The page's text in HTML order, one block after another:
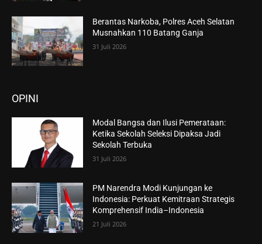
Berantas Narkoba, Polres Aceh Selatan
Musnahkan 110 Batang Ganja
31 Juli 2026
OPINI
Modal Bangsa dan Ilusi Pemerataan:
Ketika Sekolah Seleksi Dipaksa Jadi
Sekolah Terbuka
31 Juli 2026
PM Narendra Modi Kunjungan ke
Indonesia: Perkuat Kemitraan Strategis
Komprehensif India–Indonesia
21 Juli 2026